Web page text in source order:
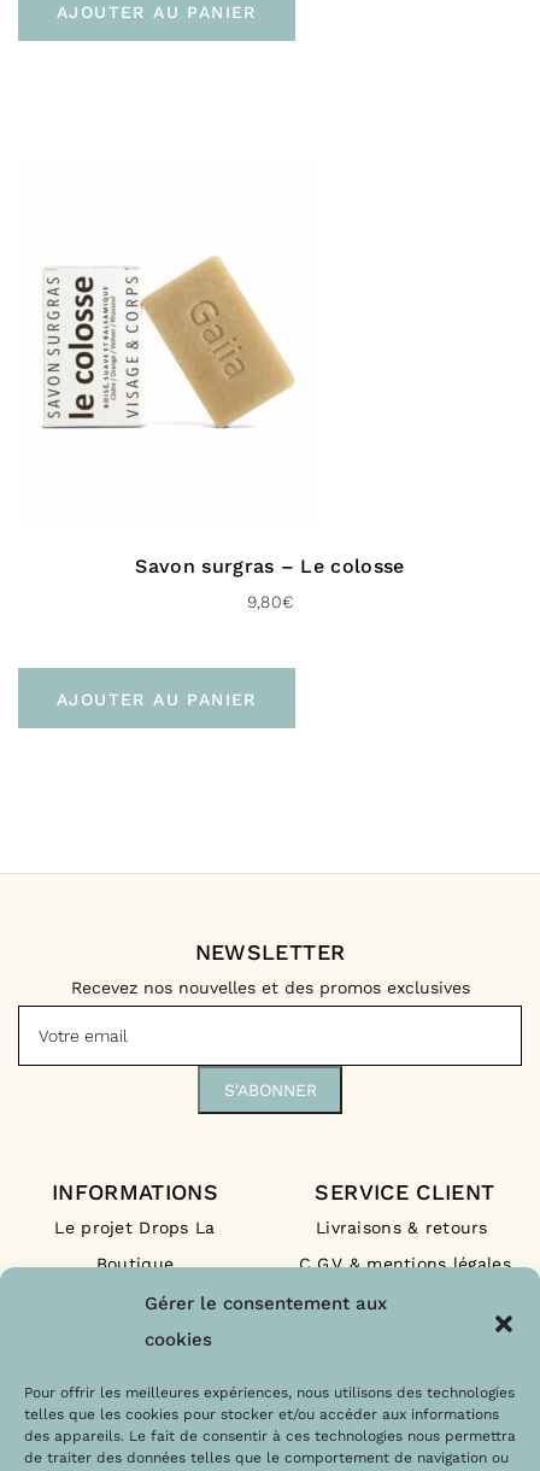
Gérer le consentement aux
cookies
Pour offrir les meilleures expériences, nous utilisons des technologies
telles que les cookies pour stocker et/ou accéder aux informations
des appareils. Le fait de consentir à ces technologies nous permettra
de traiter des données telles que le comportement de navigation ou
AJOUTER AU PANIER
Savon surgras – Le colosse
9,80€
AJOUTER AU PANIER
INFORMATIONS
Le projet Drops La
Boutique
Nos engagements
Les labels
SERVICE CLIENT
Livraisons & retours
C.G.V & mentions légales
F.A.Q
NEWSLETTER
Recevez nos nouvelles et des promos exclusives